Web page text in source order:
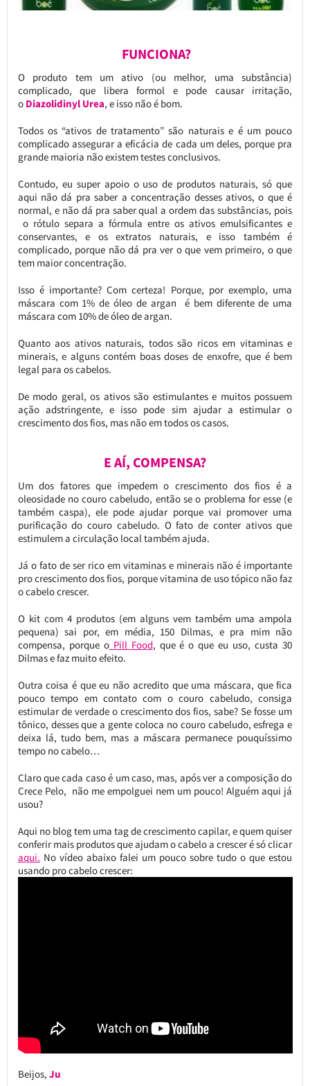
FUNCIONA?
O produto tem um ativo (ou melhor, uma substância)
complicado, que libera formol e pode causar irritação,
o Diazolidinyl Urea, e isso não é bom.
Todos os “ativos de tratamento” são naturais e é um pouco
complicado assegurar a eficácia de cada um deles, porque pra
grande maioria não existem testes conclusivos.
Contudo, eu super apoio o uso de produtos naturais, só que
aqui não dá pra saber a concentração desses ativos, o que é
normal, e não dá pra saber qual a ordem das substâncias, pois
o rótulo separa a fórmula entre os ativos emulsificantes e
conservantes, e os extratos naturais, e isso também é
complicado, porque não dá pra ver o que vem primeiro, o que
tem maior concentração.
Isso é importante? Com certeza! Porque, por exemplo, uma
máscara com 1% de óleo de argan é bem diferente de uma
máscara com 10% de óleo de argan.
Quanto aos ativos naturais, todos são ricos em vitaminas e
minerais, e alguns contém boas doses de enxofre, que é bem
legal para os cabelos.
De modo geral, os ativos são estimulantes e muitos possuem
ação adstringente, e isso pode sim ajudar a estimular o
crescimento dos fios, mas não em todos os casos.
E AÍ, COMPENSA?
Um dos fatores que impedem o crescimento dos fios é a
oleosidade no couro cabeludo, então se o problema for esse (e
também caspa), ele pode ajudar porque vai promover uma
purificação do couro cabeludo. O fato de conter ativos que
estimulem a circulação local também ajuda.
Já o fato de ser rico em vitaminas e minerais não é importante
pro crescimento dos fios, porque vitamina de uso tópico não faz
o cabelo crescer.
O kit com 4 produtos (em alguns vem também uma ampola
pequena) sai por, em média, 150 Dilmas, e pra mim não
compensa, porque oPill Food, que é o que eu uso, custa 30
Dilmas e faz muito efeito.
Outra coisa é que eu não acredito que uma máscara, que fica
pouco tempo em contato com o couro cabeludo, consiga
estimular de verdade o crescimento dos fios, sabe? Se fosse um
tônico, desses que a gente coloca no couro cabeludo, esfrega e
deixa lá, tudo bem, mas a máscara permanece pouquíssimo
tempo no cabelo…
Claro que cada caso é um caso, mas, após ver a composição do
Crece Pelo, não me empolguei nem um pouco! Alguém aqui já
usou?
Aqui no blog tem uma tag de crescimento capilar, e quem quiser
conferir mais produtos que ajudam o cabelo a crescer é só clicar
aqui. No vídeo abaixo falei um pouco sobre tudo o que estou
usando pro cabelo crescer:
Beijos, Ju